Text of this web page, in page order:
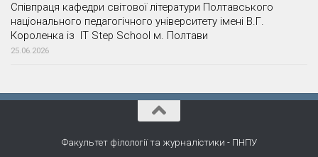
Співпраця кафедри світової літератури Полтавського
національного педагогічного університету імені В.Г.
Короленка із IT Step School м. Полтави
25.06.2026
Факультет філології та журналістики - ПНПУ